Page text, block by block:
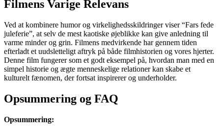
Filmens Varige Relevans
Ved at kombinere humor og virkelighedsskildringer viser “Fars fede
juleferie”, at selv de mest kaotiske øjeblikke kan give anledning til
varme minder og grin. Filmens medvirkende har gennem tiden
efterladt et uudsletteligt aftryk på både filmhistorien og vores hjerter.
Denne film fungerer som et godt eksempel på, hvordan man med en
simpel historie og ægte menneskelige relationer kan skabe et
kulturelt fænomen, der fortsat inspirerer og underholder.
Opsummering og FAQ
Opsummering: